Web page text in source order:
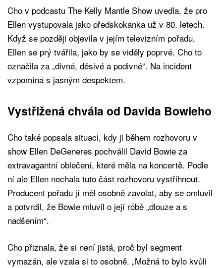
Cho v podcastu The Kelly Mantle Show uvedla, že pro
Ellen vystupovala jako předskokanka už v 80. letech.
Když se později objevila v jejím televizním pořadu,
Ellen se prý tvářila, jako by se viděly poprvé. Cho to
označila za „divné, děsivé a podivné“. Na incident
vzpomíná s jasným despektem.
Vystřižená chvála od Davida Bowieho
Cho také popsala situaci, kdy ji během rozhovoru v
show Ellen DeGeneres pochválil David Bowie za
extravagantní oblečení, které měla na koncertě. Podle
ní ale Ellen nechala tuto část rozhovoru vystřihnout.
Producent pořadu jí měl osobně zavolat, aby se omluvil
a potvrdil, že Bowie mluvil o její róbě „dlouze a s
nadšením“.
Cho přiznala, že si není jistá, proč byl segment
vymazán, ale vzala si to osobně. „Možná to bylo kvůli